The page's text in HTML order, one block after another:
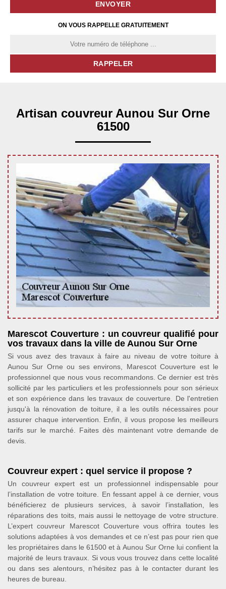
ON VOUS RAPPELLE GRATUITEMENT
Artisan couvreur Aunou Sur Orne
61500
Marescot Couverture : un couvreur qualifié pour
vos travaux dans la ville de Aunou Sur Orne
Si vous avez des travaux à faire au niveau de votre toiture à
Aunou Sur Orne ou ses environs, Marescot Couverture est le
professionnel que nous vous recommandons. Ce dernier est très
sollicité par les particuliers et les professionnels pour son sérieux
et son expérience dans les travaux de couverture. De l'entretien
jusqu'à la rénovation de toiture, il a les outils nécessaires pour
assurer chaque intervention. Enfin, il vous propose les meilleurs
tarifs sur le marché. Faites dès maintenant votre demande de
devis.
Couvreur expert : quel service il propose ?
Un couvreur expert est un professionnel indispensable pour
l’installation de votre toiture. En fessant appel à ce dernier, vous
bénéficierez de plusieurs services, à savoir l’installation, les
réparations des toits, mais aussi le nettoyage de votre structure.
L’expert couvreur Marescot Couverture vous offrira toutes les
solutions adaptées à vos demandes et ce n’est pas pour rien que
les propriétaires dans le 61500 et à Aunou Sur Orne lui confient la
majorité de leurs travaux. Si vous vous trouvez dans cette localité
ou dans ses alentours, n’hésitez pas à le contacter durant les
heures de bureau.